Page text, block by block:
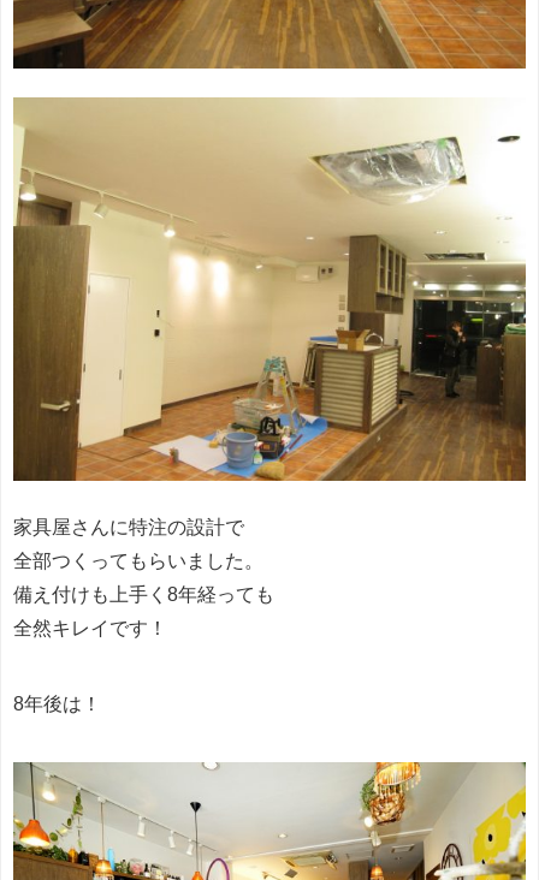
家具屋さんに特注の設計で
全部つくってもらいました。
備え付けも上手く8年経っても
全然キレイです！
8年後は！